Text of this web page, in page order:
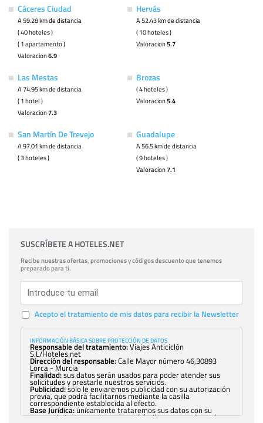
Cáceres Ciudad
A 59.28 km de distancia
( 40 hoteles )
( 1 apartamento )
Valoracion6.9
Hervás
A 52.43 km de distancia
( 10 hoteles )
Valoracion5.7
Las Mestas
A 74.95 km de distancia
( 1 hotel )
Valoracion7.3
Brozas
( 4 hoteles )
Valoracion5.4
San Martín De Trevejo
A 97.01 km de distancia
( 3 hoteles )
Guadalupe
A 56.5 km de distancia
( 9 hoteles )
Valoracion7.1
SUSCRÍBETE A HOTELES.NET
Recibe nuestras ofertas, promociones y códigos descuento que tenemos
preparado para ti.
Acepto el tratamiento de mis datos para recibir la Newsletter
INFORMACIÓN BÁSICA SOBRE PROTECCIÓN DE DATOS
Responsable del tratamiento:Viajes Anticiclón
S.L/Hoteles.net
Dirección del responsable:Calle Mayor número 46,30893
Lorca - Murcia
Finalidad:sus datos serán usados para poder atender sus
solicitudes y prestarle nuestros servicios.
Publicidad:solo le enviaremos publicidad con su autorización
previa, que podrá facilitarnos mediante la casilla
correspondiente establecida al efecto.
Base Jurídica:únicamente trataremos sus datos con su
consentimiento previo, que podrá facilitarnos mediante la